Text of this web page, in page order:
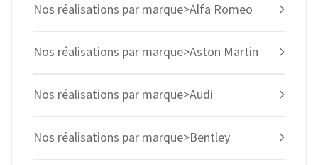
Nos réalisations par marque>Alfa Romeo
Nos réalisations par marque>Aston Martin
Nos réalisations par marque>Audi
Nos réalisations par marque>Bentley